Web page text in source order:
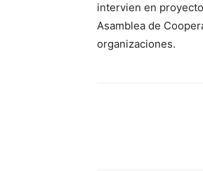
intervien en
Asamblea de
organizaciones.